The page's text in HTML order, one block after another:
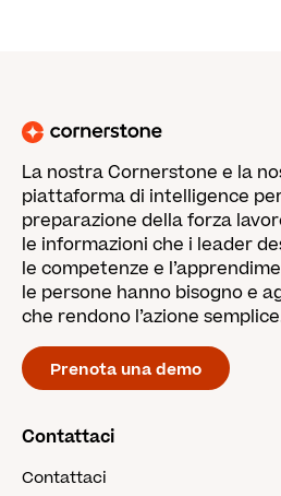
La nostra Cornerstone e la
piattaforma di intelligence
preparazione della forza
le informazioni che i leader
le competenze e
le persone hanno bisogno e
che rendono l’azione
Prenota una demo
Contattaci
Contattaci